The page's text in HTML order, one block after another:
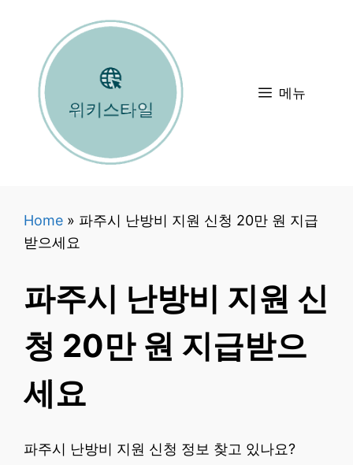
메뉴
Home » 파주시 난방비 지원 신청 20만 원 지급
받으세요
파주시 난방비 지원 신
청 20만 원 지급받으
세요
파주시 난방비 지원 신청 정보 찾고 있나요?